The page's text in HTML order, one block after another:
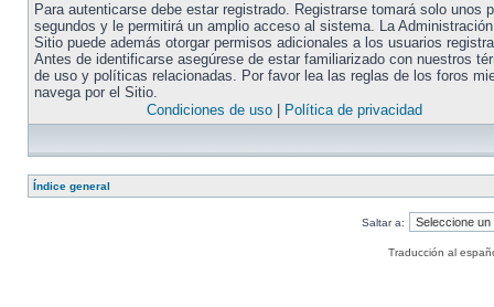
Para autenticarse debe estar registrado. Registrarse tomará solo unos
segundos y le permitirá un amplio acceso al sistema. La
Sitio puede además otorgar permisos adicionales a los usuarios
Antes de identificarse asegúrese de estar familiarizado con nuestros
de uso y políticas relacionadas. Por favor lea las reglas de los foros
navega por el Sitio.
Condiciones de uso| Política de privacidad
Índice general
Saltar a:
Traducción al